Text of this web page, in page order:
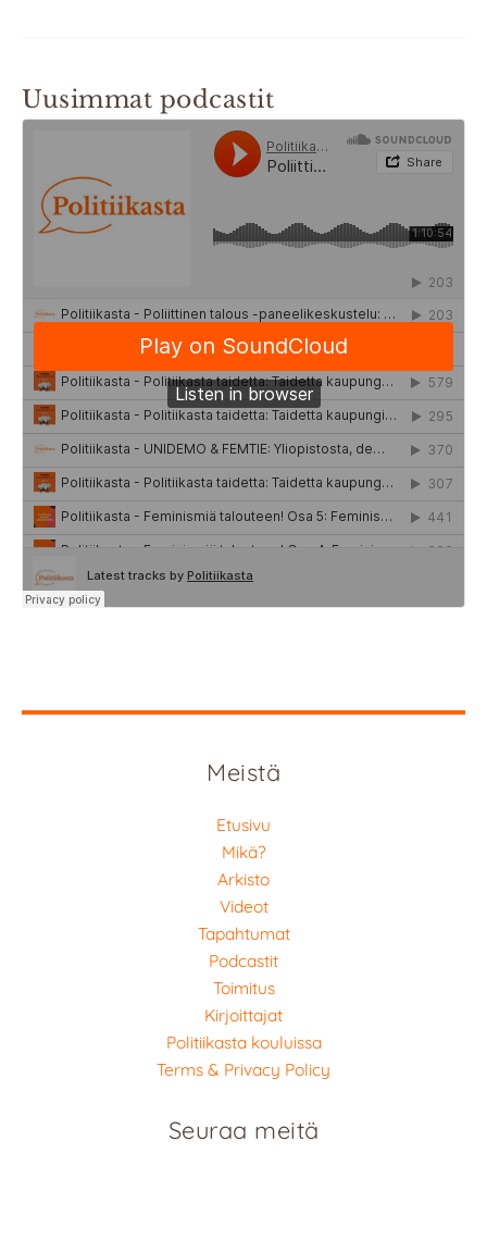
Uusimmat podcastit
Meistä
Etusivu
Mikä?
Arkisto
Videot
Tapahtumat
Podcastit
Toimitus
Kirjoittajat
Politiikasta kouluissa
Terms & Privacy Policy
Seuraa meitä